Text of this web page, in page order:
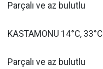
Parçalı ve az bulutlu
KASTAMONU 14°C, 33°C
Parçalı ve az bulutlu